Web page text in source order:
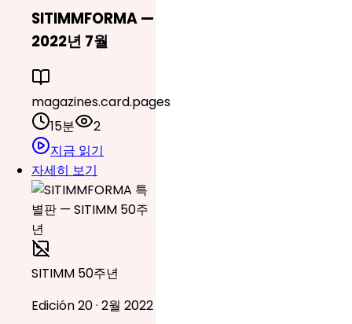
SITIMMFORMA —
2022년 7월
magazines.card.pages
15분
2
지금 읽기
자세히 보기
SITIMM 50주년
Edición 20 · 2월 2022